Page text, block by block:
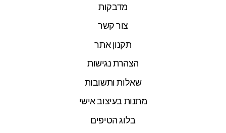
מדבקות
צור קשר
תקנון אתר
הצהרת נגישות
שאלות ותשובות
מתנות בעיצוב אישי
בלוג הטיפים